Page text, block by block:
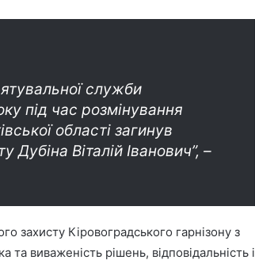
служби
під час розмінування
області загинув
Віталій Іванович”, –
захисту Кіровоградського гарнізону з
виваженість рішень, відповідальність і